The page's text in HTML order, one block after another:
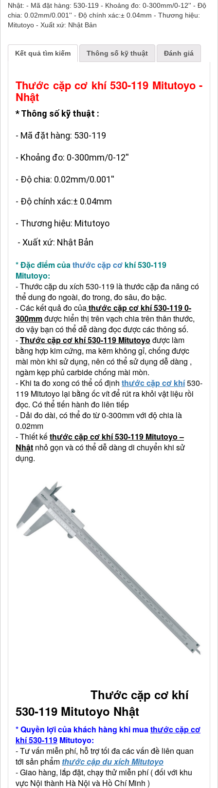
Nhật: - Mã đặt hàng: 530-119 - Khoảng đo: 0-300mm/0-12'' - Độ
chia: 0.02mm/0.001'' - Độ chính xác:± 0.04mm - Thương hiệu:
Mitutoyo - Xuất xứ: Nhật Bản
Kết quả tìm kiếm Thông số kỹ thuật Đánh giá
Thước cặp cơ khí 530-119 Mitutoyo -
Nhật
* Thông số kỹ thuật :
- Mã đặt hàng: 530-119
- Khoảng đo: 0-300mm/0-12''
- Độ chia: 0.02mm/0.001''
- Độ chính xác:± 0.04mm
- Thương hiệu: Mitutoyo
- Xuất xứ: Nhật Bản
* Đặc điểm củathước cặp cơ khí 530-119
Mitutoyo:
- Thước cặp du xích 530-119 là thước cặp đa năng có
thể dung đo ngoài, đo trong, đo sâu, đo bậc.
- Các kết quả đo củathước cặp cơ khí 530-119 0-
300mmđược hiển thị trên vạch chia trên thân thước,
do vậy bạn có thể dễ dàng đọc được các thông số.
-Thước cặp cơ khí 530-119 Mitutoyo được làm
bằng hợp kim cứng, ma kẽm không gỉ, chống được
mài mòn khi sử dụng, nên có thể sử dụng dễ dàng ,
ngàm kẹp phủ carbide chống mài mòn.
- Khi ta đo xong có thể cố định thước cặp cơ khí530-
119 Mitutoyo lại bằng ốc vít để rút ra khỏi vật liệu rồi
đọc. Có thể tiến hành đo liên tiếp
- Dải đo dài, có thể đo từ 0-300mm với độ chia là
0.02mm
- Thiết kếthước cặp cơ khí 530-119 Mitutoyo –
Nhật nhỏ gọn và có thể dễ dàng di chuyển khi sử
dụng.
Thước cặp cơ khí
530-119 Mitutoyo Nhật
* Quyền lợi của khách hàng khi muathước cặp cơ
khí 530-119 Mitutoyo:
- Tư vấn miễn phí, hỗ trợ tối đa các vấn đề liên quan
tới sản phẩm thước cặp du xích Mitutoyo
- Giao hàng, lắp đặt, chạy thử miễn phí ( đối với khu
vực Nội thành Hà Nội và Hồ Chí Minh )